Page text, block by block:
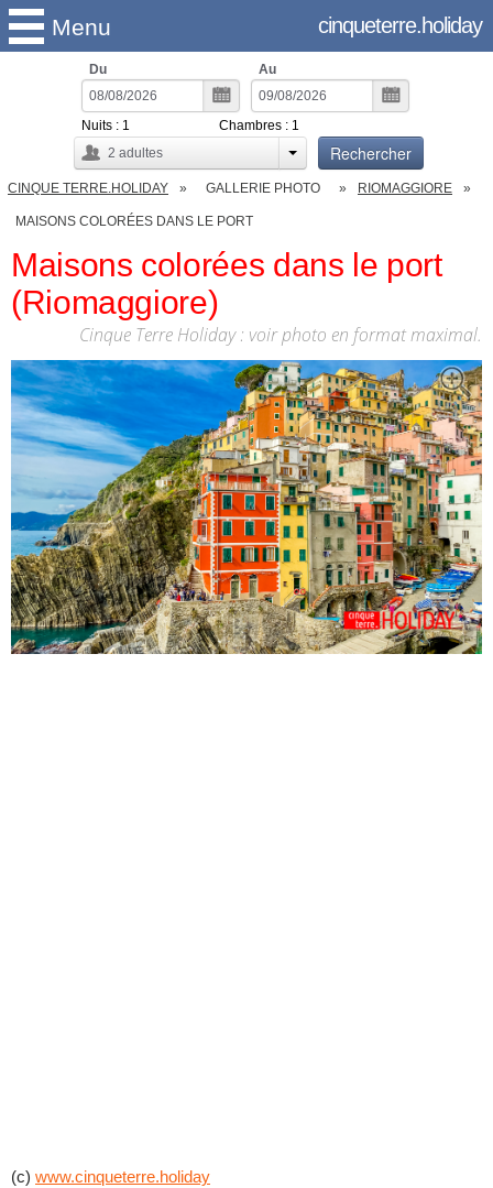
Menu cinqueterre.holiday
Du Au
2 adultes
Nuits : 1 Chambres : 1
Rechercher
CINQUE TERRE.HOLIDAY GALLERIE PHOTO RIOMAGGIORE
MAISONS COLORÉES DANS LE PORT
Maisons colorées dans le port
(Riomaggiore)
Cinque Terre Holiday : voir photo en format maximal.
(c) www.cinqueterre.holiday